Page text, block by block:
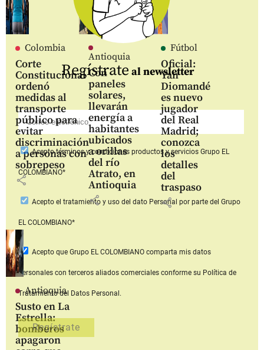
Colombia
Corte
Constitucional
ordenó
medidas al
transporte
público para
evitar
discriminación
a personas con
sobrepeso
share
Antioquia
Con
paneles
solares,
llevarán
energía a
habitantes
ubicados
a orillas
del río
Atrato, en
Antioquia
share
Fútbol
Oficial:
Yan
Diomandé
es nuevo
jugador
del Real
Madrid;
conozca
los
detalles
del
traspaso
share
Antioquia
Susto en La
Estrella:
bomberos
apagaron
Regístrate al newsletter
Aceptotérminos y condiciones productos y serviciosGrupo EL
COLOMBIANO*
Acepto el tratamiento y uso del dato Personal por parte del Grupo
EL COLOMBIANO*
Acepto que Grupo EL COLOMBIANOcomparta mis datos
personales con terceros aliados comerciales conforme su Política de
Tratamiento del Datos Personal.